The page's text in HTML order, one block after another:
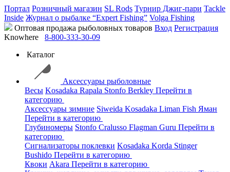
Портал Розничный магазин SL Rods Турнир Джиг-пари Tackle
Inside Журнал о рыбалке “Expert Fishing” Volga Fishing
Оптовая продажа рыболовных товаров Вход Регистрация
Knowhere
8-800-333-30-09
Каталог
Аксессуары рыболовные
Весы Kosadaka Rapala Stonfo Berkley Перейти в
категорию
Аксессуары зимние Siweida Kosadaka Liman Fish Яман
Перейти в категорию
Глубиномеры Stonfo Cralusso Flagman Guru Перейти в
категорию
Сигнализаторы поклевки Kosadaka Korda Stinger
Bushido Перейти в категорию
Квоки Akara Перейти в категорию